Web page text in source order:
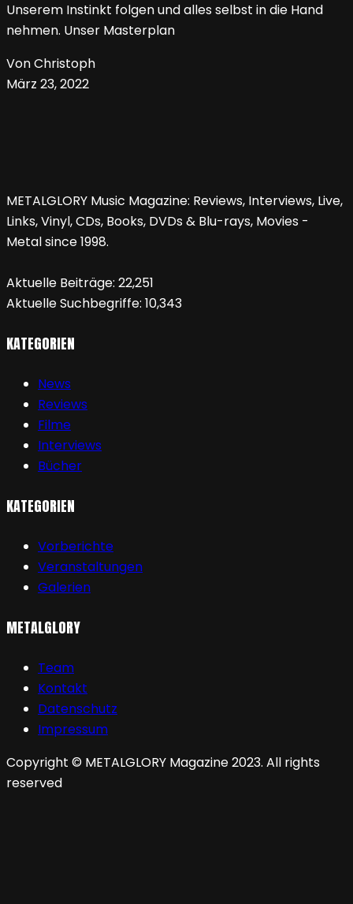
Unserem Instinkt folgen und alles selbst in die Hand
nehmen. Unser Masterplan
Von Christoph
März 23, 2022
METALGLORY Music Magazine: Reviews, Interviews, Live,
Links, Vinyl, CDs, Books, DVDs & Blu-rays, Movies -
Metal since 1998.
Aktuelle Beiträge: 22,251
Aktuelle Suchbegriffe: 10,343
KATEGORIEN
News
Reviews
Filme
Interviews
Bücher
KATEGORIEN
Vorberichte
Veranstaltungen
Galerien
METALGLORY
Team
Kontakt
Datenschutz
Impressum
Copyright © METALGLORY Magazine 2023. All rights
reserved